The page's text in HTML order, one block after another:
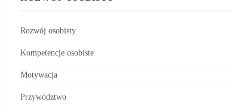
Rozwój osobisty
Kompetencje osobiste
Motywacja
Przywództwo